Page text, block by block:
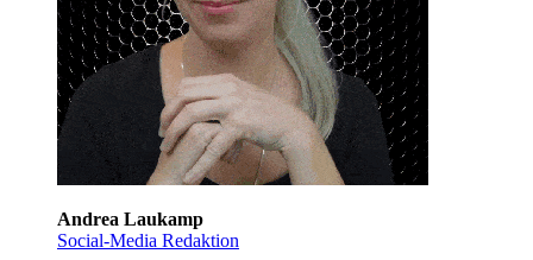
Andrea Laukamp
Social-Media Redaktion